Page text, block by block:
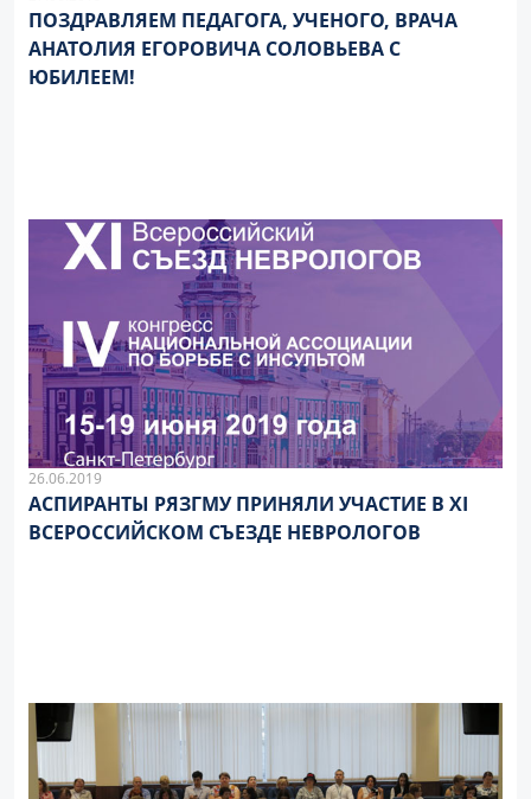
ПОЗДРАВЛЯЕМ ПЕДАГОГА, УЧЕНОГО, ВРАЧА
АНАТОЛИЯ ЕГОРОВИЧА СОЛОВЬЕВА С
ЮБИЛЕЕМ!
26.06.2019
АСПИРАНТЫ РЯЗГМУ ПРИНЯЛИ УЧАСТИЕ В XI
ВСЕРОССИЙСКОМ СЪЕЗДЕ НЕВРОЛОГОВ